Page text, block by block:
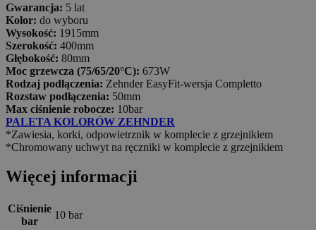
Gwarancja: 5 lat
Kolor: do wyboru
Wysokość: 1915mm
Szerokość: 400mm
Głębokość: 80mm
Moc grzewcza (75/65/20°C): 673W
Rodzaj podłączenia: Zehnder EasyFit-wersja Completto
Rozstaw podłączenia: 50mm
Max ciśnienie robocze: 10bar
PALETA KOLORÓW ZEHNDER
*Zawiesia, korki, odpowietrznik w komplecie z grzejnikiem
*Chromowany uchwyt na ręczniki w komplecie z grzejnikiem
Więcej informacji
Ciśnienie
bar
10 bar